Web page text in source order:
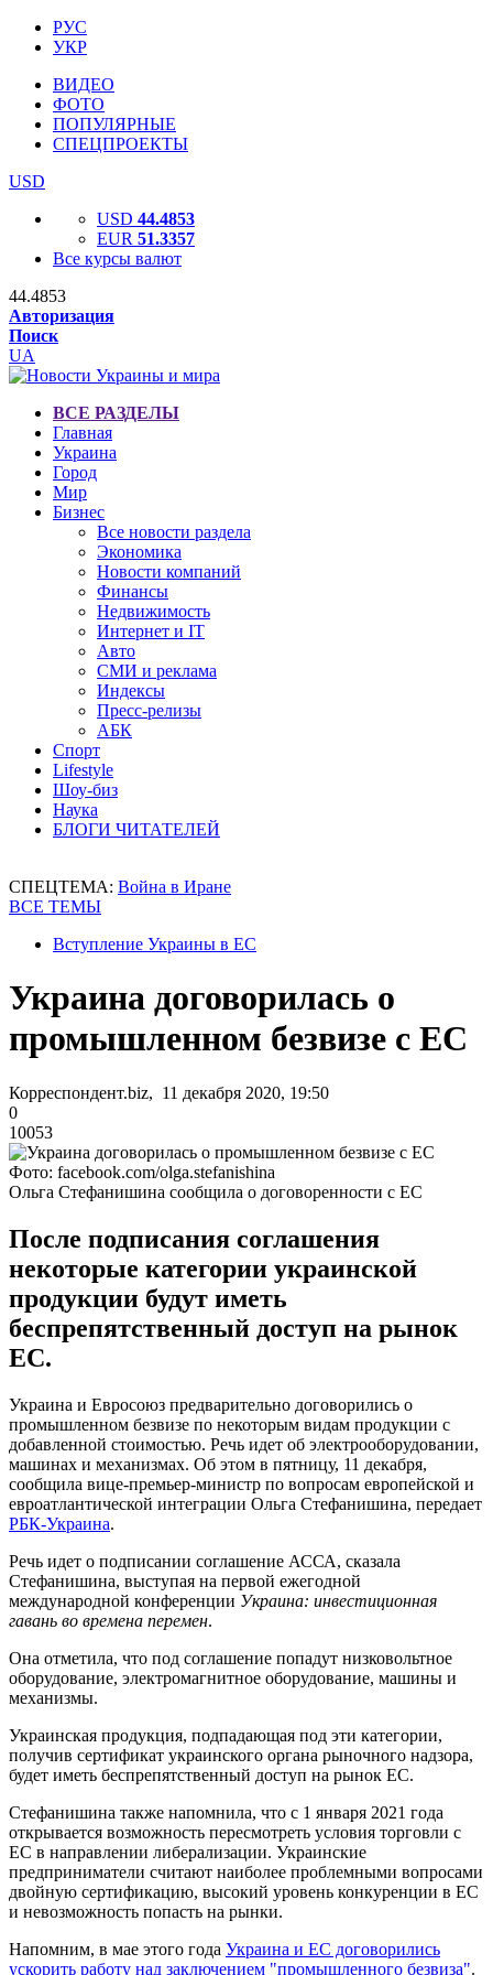
РУС
УКР
ВИДЕО
ФОТО
ПОПУЛЯРНЫЕ
СПЕЦПРОЕКТЫ
USD
USD 44.4853
EUR 51.3357
Все курсы валют
44.4853
Авторизация
Поиск
UA
ВСЕ РАЗДЕЛЫ
Главная
Украина
Город
Мир
Бизнес
Все новости раздела
Экономика
Новости компаний
Финансы
Недвижимость
Интернет и IT
Авто
СМИ и реклама
Индексы
Пресс-релизы
АБК
Спорт
Lifestyle
Шоу-биз
Наука
БЛОГИ ЧИТАТЕЛЕЙ
СПЕЦТЕМА: Война в Иране
ВСЕ ТЕМЫ
Вступление Украины в ЕС
Украина договорилась о
промышленном безвизе с ЕС
Корреспондент.biz, 11 декабря 2020, 19:50
0
10053
Фото: facebook.com/olga.stefanishina
Ольга Стефанишина сообщила о договоренности с ЕС
После подписания соглашения
некоторые категории украинской
продукции будут иметь
беспрепятственный доступ на рынок
ЕС.
Украина и Евросоюз предварительно договорились о
промышленном безвизе по некоторым видам продукции с
добавленной стоимостью. Речь идет об электрооборудовании,
машинах и механизмах. Об этом в пятницу, 11 декабря,
сообщила вице-премьер-министр по вопросам европейской и
евроатлантической интеграции Ольга Стефанишина, передает
РБК-Украина.
Речь идет о подписании соглашение АССА, сказала
Стефанишина, выступая на первой ежегодной
международной конференции Украина: инвестиционная
гавань во времена перемен.
Она отметила, что под соглашение попадут низковольтное
оборудование, электромагнитное оборудование, машины и
механизмы.
Украинская продукция, подпадающая под эти категории,
получив сертификат украинского органа рыночного надзора,
будет иметь беспрепятственный доступ на рынок ЕС.
Стефанишина также напомнила, что с 1 января 2021 года
открывается возможность пересмотреть условия торговли с
ЕС в направлении либерализации. Украинские
предприниматели считают наиболее проблемными вопросами
двойную сертификацию, высокий уровень конкуренции в ЕС
и невозможность попасть на рынки.
Напомним, в мае этого года Украина и ЕС договорились
ускорить работу над заключением "промышленного безвиза".